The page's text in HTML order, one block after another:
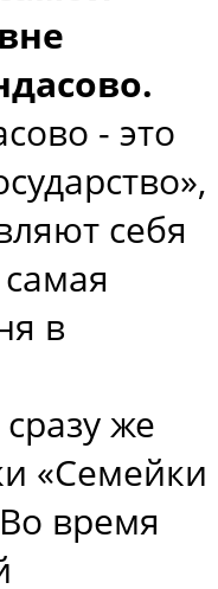
- это
себя
в
же
«Семейки
время